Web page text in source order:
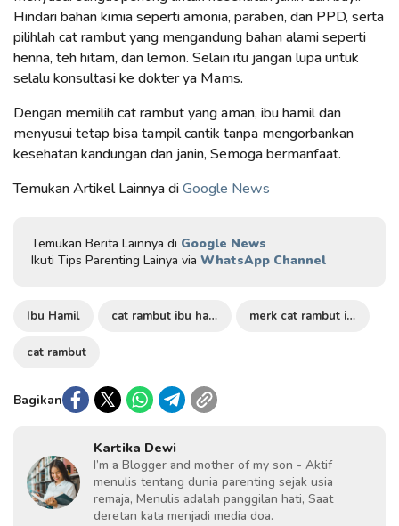
Hindari bahan kimia seperti amonia, paraben, dan PPD, serta
pilihlah cat rambut yang mengandung bahan alami seperti
henna, teh hitam, dan lemon. Selain itu jangan lupa untuk
selalu konsultasi ke dokter ya Mams.
Dengan memilih cat rambut yang aman, ibu hamil dan
menyusui tetap bisa tampil cantik tanpa mengorbankan
kesehatan kandungan dan janin, Semoga bermanfaat.
Temukan Artikel Lainnya diGoogle News
Temukan Berita Lainnya di Google News
Ikuti Tips Parenting Lainya via WhatsApp Channel
Ibu Hamil cat rambut ibu hamil merk cat rambut ibu hamil
cat rambut
Bagikan
Kartika Dewi
I’m a Blogger and mother of my son - Aktif
menulis tentang dunia parenting sejak usia
remaja, Menulis adalah panggilan hati, Saat
deretan kata menjadi media doa.